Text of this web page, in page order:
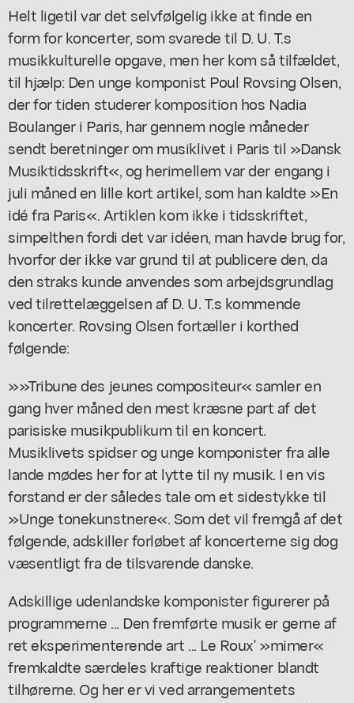
Helt ligetil var det selvfølgelig ikke at finde en
form for koncerter, som svarede til D. U. T.s
musikkulturelle opgave, men her kom så tilfældet,
til hjælp: Den unge komponist Poul Rovsing Olsen,
der for tiden studerer komposition hos Nadia
Boulanger i Paris, har gennem nogle måneder
sendt beretninger om musiklivet i Paris til »Dansk
Musiktidsskrift«, og herimellem var der engang i
juli måned en lille kort artikel, som han kaldte »En
idé fra Paris«. Artiklen kom ikke i tidsskriftet,
simpelthen fordi det var idéen, man havde brug for,
hvorfor der ikke var grund til at publicere den, da
den straks kunde anvendes som arbejdsgrundlag
ved tilrettelæggelsen af D. U. T.s kommende
koncerter. Rovsing Olsen fortæller i korthed
følgende:
»»Tribune des jeunes compositeur« samler en
gang hver måned den mest kræsne part af det
parisiske musikpublikum til en koncert.
Musiklivets spidser og unge komponister fra alle
lande mødes her for at lytte til ny musik. I en vis
forstand er der således tale om et sidestykke til
»Unge tonekunstnere«. Som det vil fremgå af det
følgende, adskiller forløbet af koncerterne sig dog
væsentligt fra de tilsvarende danske.
Adskillige udenlandske komponister figurerer på
programmerne ... Den fremførte musik er gerne af
ret eksperimenterende art ... Le Roux' »mimer«
fremkaldte særdeles kraftige reaktioner blandt
tilhørerne. Og her er vi ved arrangementets